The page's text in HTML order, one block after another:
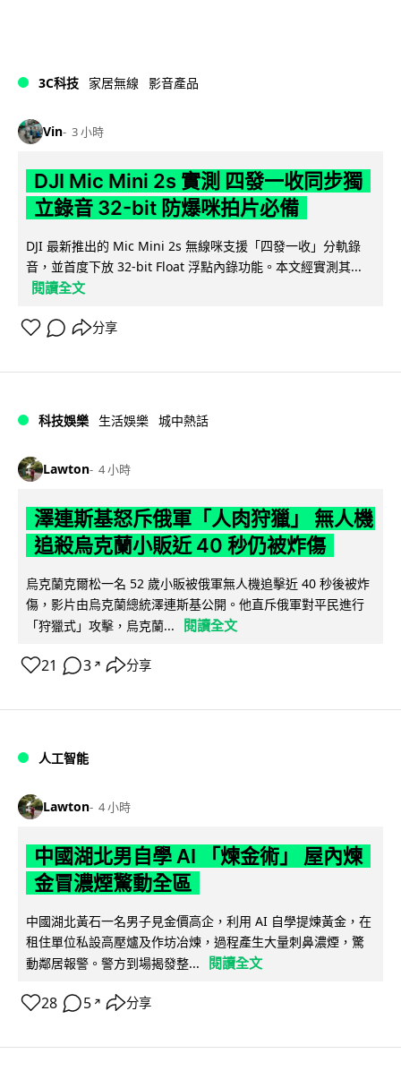
3C科技 家居無線 影音產品
Vin 3 小時
DJI Mic Mini 2s 實測 四發一收同步獨
立錄音 32-bit 防爆咪拍片必備
DJI 最新推出的 Mic Mini 2s 無線咪支援「四發一收」分軌錄
音，並首度下放 32-bit Float 浮點內錄功能。本文經實測其...
閱讀全文
分享
科技娛樂 生活娛樂 城中熱話
Lawton 4 小時
澤連斯基怒斥俄軍「人肉狩獵」 無人機
追殺烏克蘭小販近 40 秒仍被炸傷
烏克蘭克爾松一名 52 歲小販被俄軍無人機追擊近 40 秒後被炸
傷，影片由烏克蘭總統澤連斯基公開。他直斥俄軍對平民進行
「狩獵式」攻擊，烏克蘭...
閱讀全文
21 3 ↗ 分享
人工智能
Lawton 4 小時
中國湖北男自學 AI 「煉金術」 屋內煉
金冒濃煙驚動全區
中國湖北黃石一名男子見金價高企，利用 AI 自學提煉黃金，在
租住單位私設高壓爐及作坊冶煉，過程產生大量刺鼻濃煙，驚
動鄰居報警。警方到場揭發整...
閱讀全文
28 5 ↗ 分享